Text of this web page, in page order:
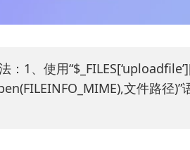
1、使用
文件路径